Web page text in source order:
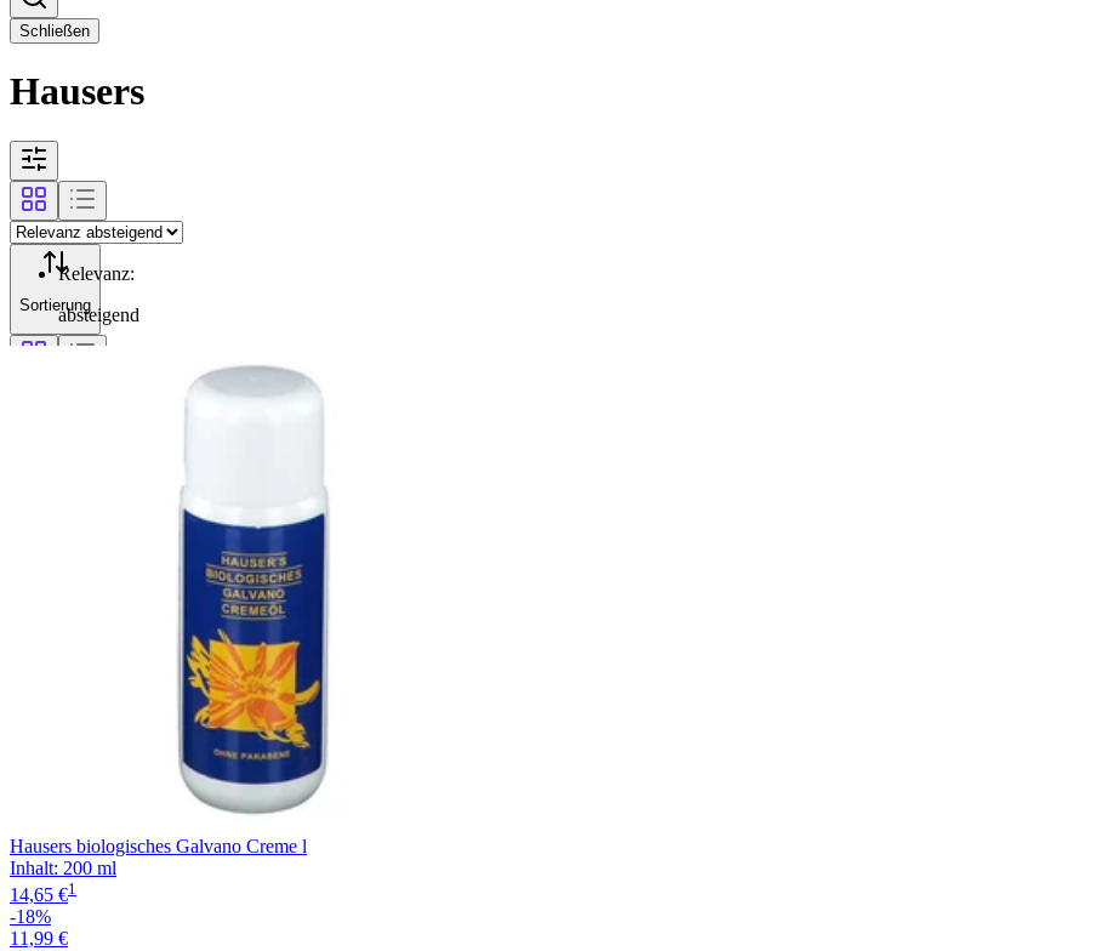
Schließen
Hausers
Sortierung
Relevanz:
absteigend
Hausers biologisches Galvano Creme l
Inhalt: 200 ml
14,65 €1
-18%
11,99 €